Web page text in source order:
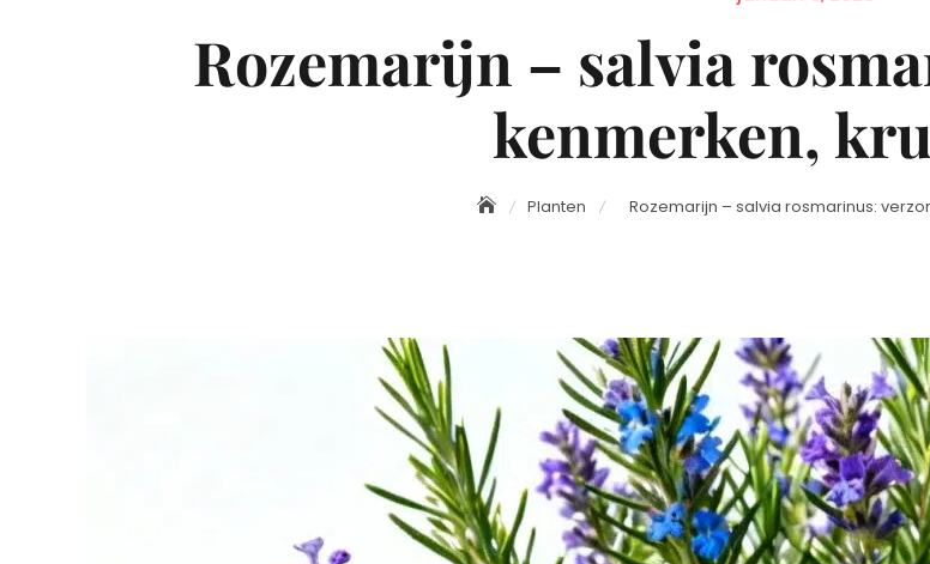
Rozemarijn – salvia
kenmerken,
Planten Rozemarijn – salvia rosmarinus: